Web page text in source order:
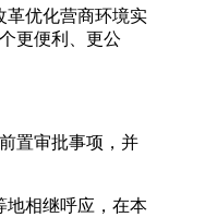
优化营商环境实
更便利、更公
置审批事项，并
相继呼应，在本